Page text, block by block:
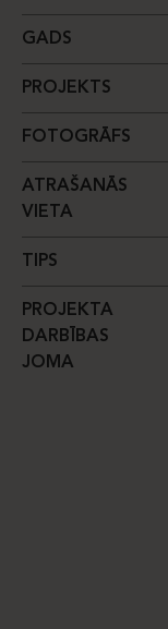
GADS
PROJEKTS
FOTOGRĀFS
ATRAŠANĀS
VIETA
TIPS
PROJEKTA
DARBĪBAS
JOMA